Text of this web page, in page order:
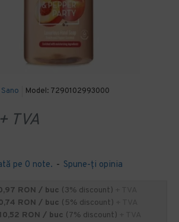
Sano Model: 7290102993000
pe 0 note. - Spune-ţi opinia
+ TVA
RON / buc (3% discount)
RON / buc (5% discount)
10,52 RON / buc (7% discount)